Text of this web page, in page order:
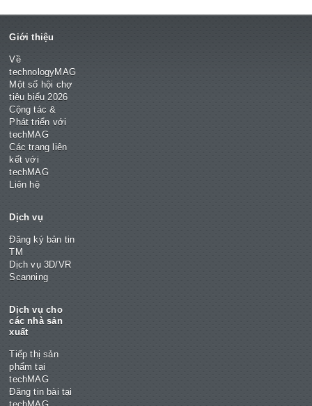
Giới thiệu
Về
technologyMAG
Một số hội chợ
tiêu biểu 2026
Cộng tác &
Phát triển với
techMAG
Các trang liên
kết với
techMAG
Liên hệ
Dịch vụ
Đăng ký bản tin
TM
Dịch vụ 3D/VR
Scanning
Dịch vụ cho
các nhà sản
xuất
Tiếp thị sản
phẩm tại
techMAG
Đăng tin bài tại